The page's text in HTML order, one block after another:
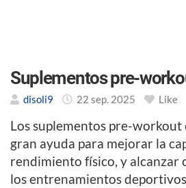
Suplementos pre-
disoli9 22 sep. 2025 Like
Los suplementos pre-
gran ayuda para mejorar la
rendimiento físico, y alcanzar
los entrenamientos